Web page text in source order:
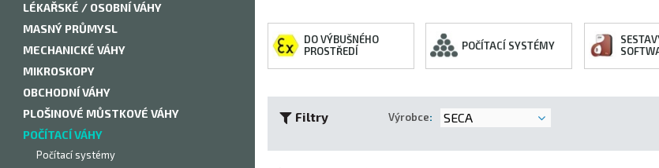
LÉKAŘSKÉ / OSOBNÍ VÁHY
MASNÝ PRŮMYSL
MECHANICKÉ VÁHY
MIKROSKOPY
OBCHODNÍ VÁHY
PLOŠINOVÉ MŮSTKOVÉ VÁHY
POČÍTACÍ VÁHY
Počítací systémy
DO VÝBUŠNÉHO
PROSTŘEDÍ
POČÍTACÍ SYSTÉMY
Filtry Výrobce: SECA